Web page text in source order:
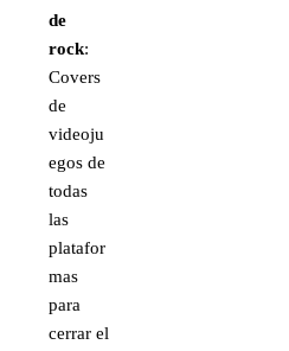
de
rock:
Covers
de
videoju
egos de
todas
las
platafor
mas
para
cerrar el